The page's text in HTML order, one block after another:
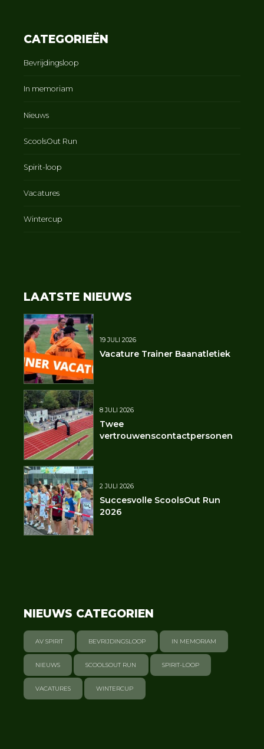
CATEGORIEËN
Bevrijdingsloop
In memoriam
Nieuws
ScoolsOut Run
Spirit-loop
Vacatures
Wintercup
LAATSTE NIEUWS
19 JULI 2026
Vacature Trainer Baanatletiek
8 JULI 2026
Twee
vertrouwenscontactpersonen
2 JULI 2026
Succesvolle ScoolsOut Run
2026
NIEUWS CATEGORIEN
AV SPIRIT BEVRIJDINGSLOOP IN MEMORIAM
NIEUWS SCOOLSOUT RUN SPIRIT-LOOP
VACATURES WINTERCUP